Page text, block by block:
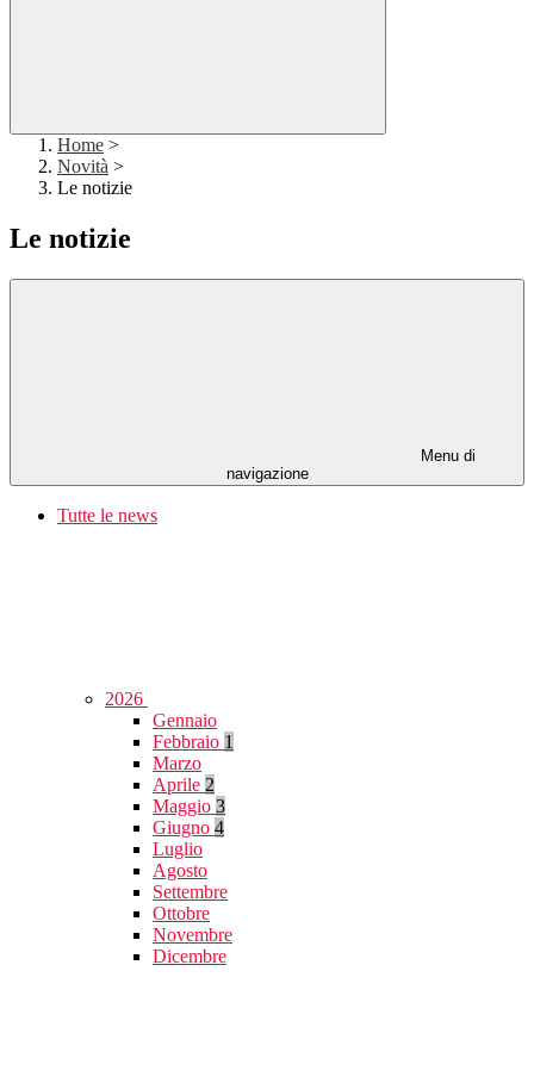
Home >
Novità >
Le notizie
Le notizie
Menu di
navigazione
Tutte le news
2026
Gennaio
Febbraio 1
Marzo
Aprile 2
Maggio 3
Giugno 4
Luglio
Agosto
Settembre
Ottobre
Novembre
Dicembre